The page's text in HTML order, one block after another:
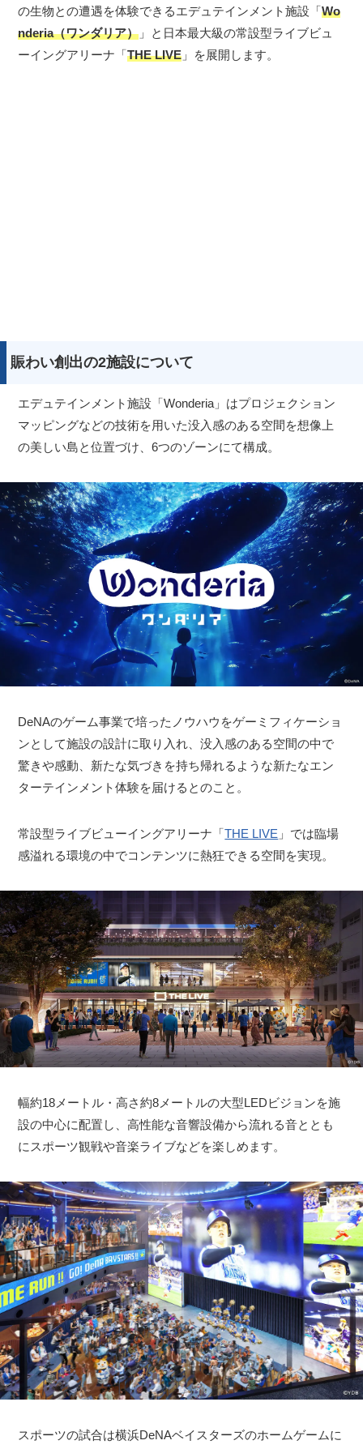
の生物との遭遇を体験できるエデュテインメント施設「Wo
nderia（ワンダリア） 」と日本最大級の常設型ライブビュ
ーイングアリーナ「THE LIVE 」を展開します。
賑わい創出の2施設について
エデュテインメント施設「Wonderia」はプロジェクション
マッピングなどの技術を用いた没入感のある空間を想像上
の美しい島と位置づけ、6つのゾーンにて構成。
DeNAのゲーム事業で培ったノウハウをゲーミフィケーショ
ンとして施設の設計に取り入れ、没入感のある空間の中で
驚きや感動、新たな気づきを持ち帰れるような新たなエン
ターテインメント体験を届けるとのこと。
常設型ライブビューイングアリーナ「THE LIVE 」では臨場
感溢れる環境の中でコンテンツに熱狂できる空間を実現。
幅約18メートル・高さ約8メートルの大型LEDビジョンを施
設の中心に配置し、高性能な音響設備から流れる音ととも
にスポーツ観戦や音楽ライブなどを楽しめます。
スポーツの試合は横浜DeNAベイスターズのホームゲームに